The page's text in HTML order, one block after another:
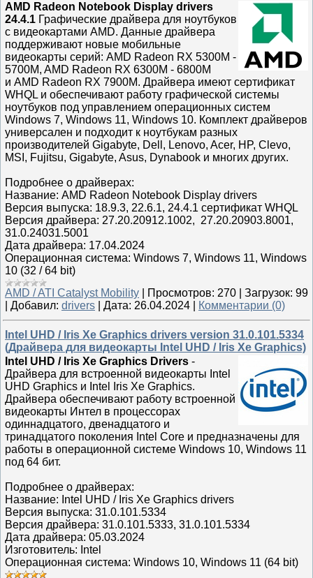
AMD Radeon Notebook Display drivers
24.4.1 Графические драйвера для ноутбуков
с видеокартами AMD. Данные драйвера
поддерживают новые мобильные
видеокарты серий: AMD Radeon RX 5300M -
5700M, AMD Radeon RX 6300M - 6800M
и AMD Radeon RX 7900M. Драйвера имеют сертификат
WHQL и обеспечивают работу графической системы
ноутбуков под управлением операционных систем
Windows 7, Windows 11, Windows 10. Комплект драйверов
универсален и подходит к ноутбукам разных
производителей Gigabyte, Dell, Lenovo, Acer, HP, Clevo,
MSI, Fujitsu, Gigabyte, Asus, Dynabook и многих других.
Подробнее о драйверах:
Название: AMD Radeon Notebook Display drivers
Версия выпуска: 18.9.3, 22.6.1, 24.4.1 сертификат WHQL
Версия драйвера: 27.20.20912.1002, 27.20.20903.8001,
31.0.24031.5001
Дата драйвера: 17.04.2024
Операционная система: Windows 7, Windows 11, Windows
10 (32 / 64 bit)
AMD / ATI Catalyst Mobility
Просмотров: 270 Загрузок: 99
Добавил: drivers Дата: 26.04.2024 Комментарии (0)
Intel UHD / Iris Xe Graphics drivers version 31.0.101.5334
(Драйвера для видеокарты Intel UHD / Iris Xe Graphics)
Intel UHD / Iris Xe Graphics Drivers -
Драйвера для встроенной видеокарты Intel
UHD Graphics и Intel Iris Xe Graphics.
Драйвера обеспечивают работу встроенной
видеокарты Интел в процессорах
одиннадцатого, двенадцатого и
тринадцатого поколения Intel Core и предназначены для
работы в операционной системе Windows 10, Windows 11
под 64 бит.
Подробнее о драйверах:
Название: Intel UHD / Iris Xe Graphics drivers
Версия выпуска: 31.0.101.5334
Версия драйвера: 31.0.101.5333, 31.0.101.5334
Дата драйвера: 05.03.2024
Изготовитель: Intel
Операционная система: Windows 10, Windows 11 (64 bit)